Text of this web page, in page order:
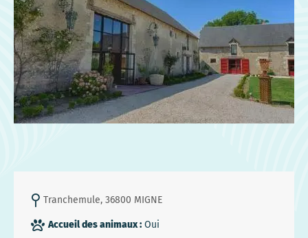
Tranchemule, 36800 MIGNE
Accueil des animaux : Oui